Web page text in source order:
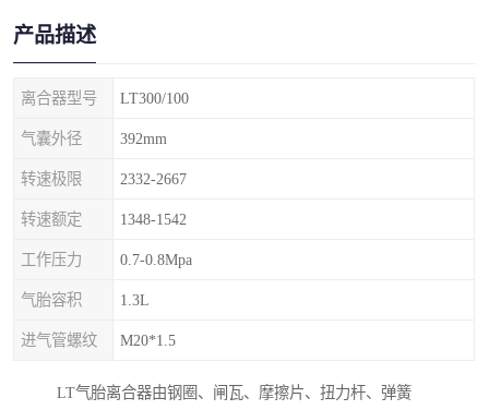
产品描述
离合器型号 LT300/100
气囊外径 392mm
转速极限 2332-2667
转速额定 1348-1542
工作压力 0.7-0.8Mpa
气胎容积 1.3L
进气管螺纹 M20*1.5
LT气胎离合器由钢圈、闸瓦、摩擦片、扭力杆、弹簧